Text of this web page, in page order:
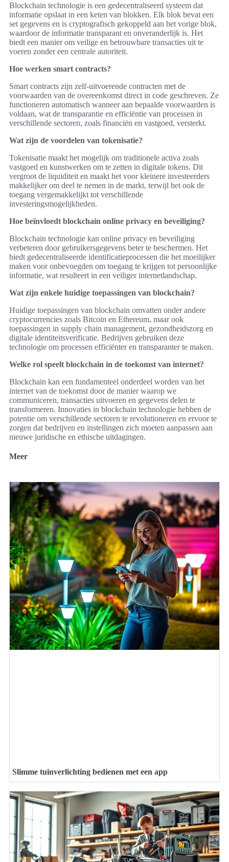
Blockchain technologie is een gedecentraliseerd systeem dat
informatie opslaat in een keten van blokken. Elk blok bevat een
set gegevens en is cryptografisch gekoppeld aan het vorige blok,
waardoor de informatie transparant en onveranderlijk is. Het
biedt een manier om veilige en betrouwbare transacties uit te
voeren zonder een centrale autoriteit.
Hoe werken smart contracts?
Smart contracts zijn zelf-uitvoerende contracten met de
voorwaarden van de overeenkomst direct in code geschreven. Ze
functioneren automatisch wanneer aan bepaalde voorwaarden is
voldaan, wat de transparantie en efficiëntie van processen in
verschillende sectoren, zoals financiën en vastgoed, versterkt.
Wat zijn de voordelen van tokenisatie?
Tokenisatie maakt het mogelijk om traditionele activa zoals
vastgoed en kunstwerken om te zetten in digitale tokens. Dit
vergroot de liquiditeit en maakt het voor kleinere investeerders
makkelijker om deel te nemen in de markt, terwijl het ook de
toegang vergemakkelijkt tot verschillende
investeringsmogelijkheden.
Hoe beïnvloedt blockchain online privacy en beveiliging?
Blockchain technologie kan online privacy en beveiliging
verbeteren door gebruikersgegevens beter te beschermen. Het
biedt gedecentraliseerde identificatieprocessen die het moeilijker
maken voor onbevoegden om toegang te krijgen tot persoonlijke
informatie, wat resulteert in een veiliger internetlandschap.
Wat zijn enkele huidige toepassingen van blockchain?
Huidige toepassingen van blockchain omvatten onder andere
cryptocurrencies zoals Bitcoin en Ethereum, maar ook
toepassingen in supply chain management, gezondheidszorg en
digitale identiteitsverificatie. Bedrijven gebruiken deze
technologie om processen efficiënter en transparanter te maken.
Welke rol speelt blockchain in de toekomst van internet?
Blockchain kan een fundamenteel onderdeel worden van het
internet van de toekomst door de manier waarop we
communiceren, transacties uitvoeren en gegevens delen te
transformeren. Innovaties in blockchain technologie hebben de
potentie om verschillende sectoren te revolutioneren en ervoor te
zorgen dat bedrijven en instellingen zich moeten aanpassen aan
nieuwe juridische en ethische uitdagingen.
Meer
Slimme tuinverlichting bedienen met een app